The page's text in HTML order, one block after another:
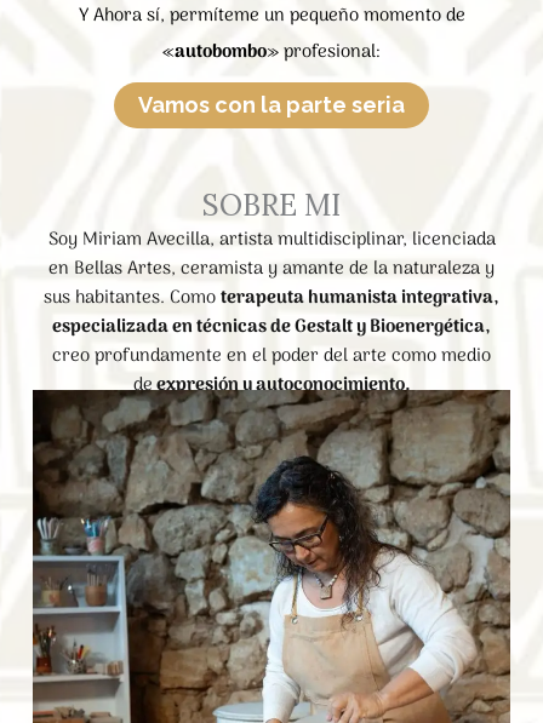
Y Ahora sí, permíteme un pequeño momento de
«autobombo» profesional:
Vamos con la parte seria
SOBRE MI
Soy Miriam Avecilla, artista multidisciplinar, licenciada
en Bellas Artes, ceramista y amante de la naturaleza y
sus habitantes. Comoterapeuta humanista integrativa,
especializada en técnicas de Gestalt y Bioenergética,
creo profundamente en el poder del arte como medio
deexpresión y autoconocimiento.